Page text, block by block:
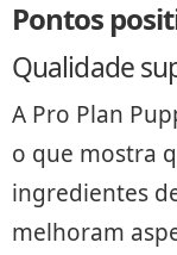
Pontos
Qualidade
A Pro Plan
o que mostra
ingredientes
melhoram